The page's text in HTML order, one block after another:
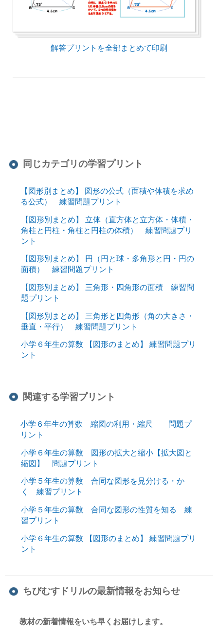
解答プリントを全部まとめて印刷
同じカテゴリの学習プリント
【図形別まとめ】 図形の公式（面積や体積を求め
る公式） 練習問題プリント
【図形別まとめ】 立体（直方体と立方体・体積・
角柱と円柱・角柱と円柱の体積） 練習問題プリ
ント
【図形別まとめ】 円（円と球・多角形と円・円の
面積） 練習問題プリント
【図形別まとめ】 三角形・四角形の面積 練習問
題プリント
【図形別まとめ】 三角形と四角形（角の大きさ・
垂直・平行） 練習問題プリント
小学６年生の算数 【図形のまとめ】 練習問題プリ
ント
関連する学習プリント
小学６年生の算数 縮図の利用・縮尺 問題プ
リント
小学６年生の算数 図形の拡大と縮小【拡大図と
縮図】 問題プリント
小学５年生の算数 合同な図形を見分ける・か
く 練習プリント
小学５年生の算数 合同な図形の性質を知る 練
習プリント
小学６年生の算数 【図形のまとめ】 練習問題プリ
ント
ちびむすドリルの最新情報をお知らせ
教材の新着情報をいち早くお届けします。